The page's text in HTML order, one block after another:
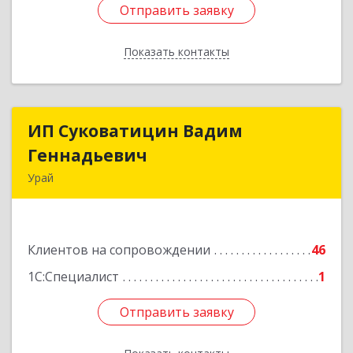
Отправить заявку
Показать контакты
Отправить заявку
Назад
ИП Суковатицин Вадим
Геннадьевич
Урай
Клиентов на сопровождении
46
1С:Специалист
1
Отправить заявку
ИП Суковатицин Вадим
Подробнее
Отправить заявку